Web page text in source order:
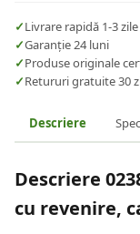
✓Livrare rapidă 1-3 zile
✓Garanție 24 luni
✓Produse originale
✓Retururi gratuite 30
Descriere
Descriere
cu revenire,